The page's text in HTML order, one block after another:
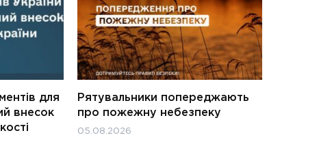
для
внесок
Рятувальники попереджають
про пожежну небезпеку
05.08.2026